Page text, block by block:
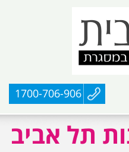
1700-706-906
תל אביב